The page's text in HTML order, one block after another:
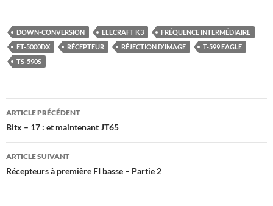
DOWN-CONVERSION ELECRAFT K3
FRÉQUENCE INTERMÉDIAIRE
FT-5000DX
RÉCEPTEUR RÉJECTION D'IMAGE
T-599 EAGLE
TS-590S
Navigation
des
articles
ARTICLE PRÉCÉDENT
Bitx – 17 : et maintenant JT65
ARTICLE SUIVANT
Récepteurs à première FI basse – Partie 2